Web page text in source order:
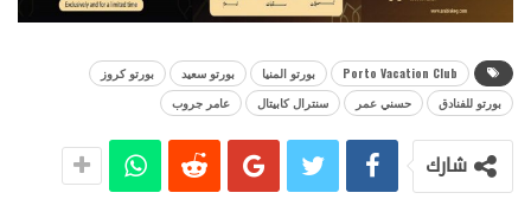
Porto Vacation Club بورتو المنيا بورتو سعيد
بورتو كروز
بورتو للفنادق
حسني عمر سنترال كابيتال عامر جروب
شارك